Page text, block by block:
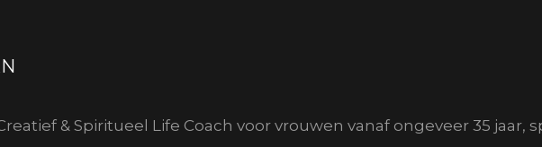
& Spiritueel Life Coach voor vrouwen vanaf ongeveer 35 jaar,